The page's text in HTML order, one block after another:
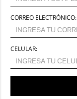
CORREO ELECTRÓNICO:
CELULAR: